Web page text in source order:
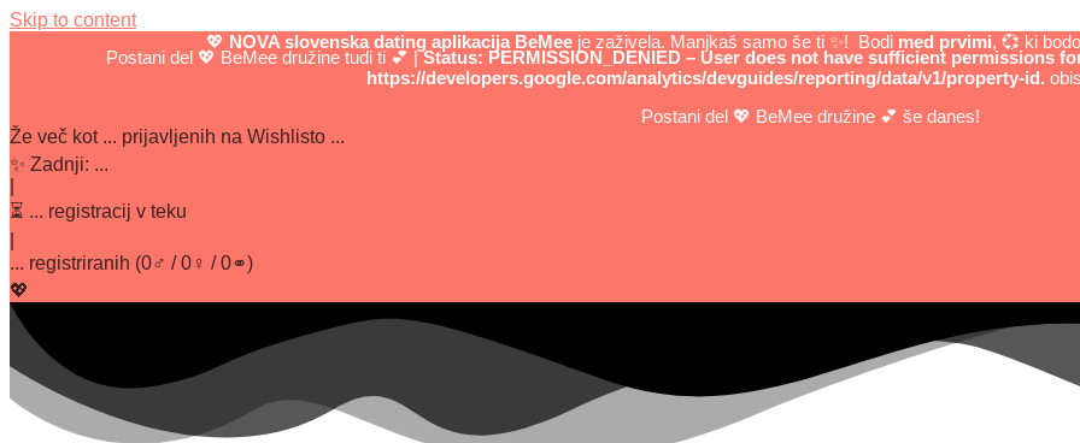
Skip to content
💖 NOVA slovenska dating aplikacija BeMee je zaživela. Manjkaš samo še ti ✨! Bodi med prvimi, 💞 ki
Postani del 💖 BeMee družine tudi ti 💕 | Status: PERMISSION_DENIED – User does not have sufficient permissions
https://developers.google.com/analytics/devguides/reporting/data/v1/property-id.
Postani del 💖 BeMee družine 💕 še danes!
Že več kot ... prijavljenih na Wishlisto ...
✨ Zadnji: ...
⏳ ... registracij v teku
... registriranih (0♂ /0♀ /0⚭)
💖